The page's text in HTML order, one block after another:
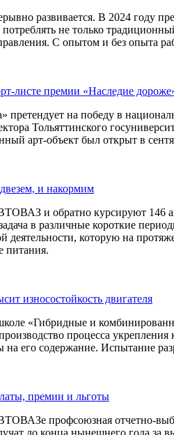
развивается. В 2024 году
не только
С опытом и без опыта
листе премии «Наследие
претендует на победу в
Тольяттинского
арт-объект был открыт в
и накормим
и обратно курсируют 146
в различные короткие
деятельности, которую на
питания.
износостойкость двигателя
«Гибридные и
процесса
на его содержание.
премии и льготы
профсоюзная отчетно-
до конца нынешнего года за